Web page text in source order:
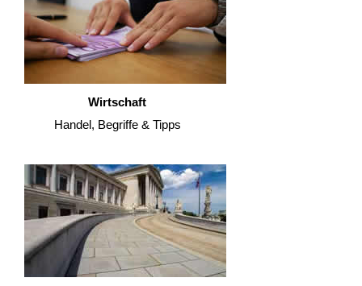
Wirtschaft
Handel, Begriffe & Tipps